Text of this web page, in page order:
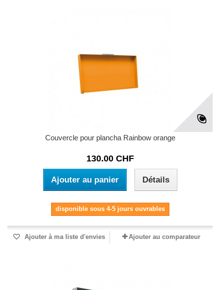
Couvercle pour plancha Rainbow orange
130.00 CHF
Ajouter au panier Détails
disponible sous 4-5 jours ouvrables
Ajouter à ma liste d'envies Ajouter au comparateur